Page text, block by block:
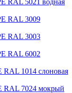
RAL 5021 водная
RAL 3009
RAL 3003
RAL 6002
1014 слоновая
RAL 7024 мокрый